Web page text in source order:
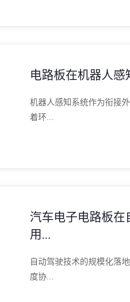
电路板在机器人
机器人感知系统作为衔接
着环...
汽车电子电路板在
用...
自动驾驶技术的规模化落
度协...